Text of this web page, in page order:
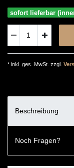
sofort lieferbar
* inkl. ges. MwSt. zzgl.
Beschreibung
Noch Fragen?